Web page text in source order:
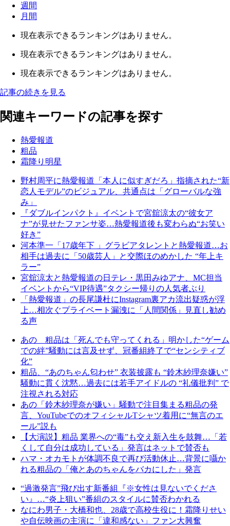
週間
月間
現在表示できるランキングはありません。
現在表示できるランキングはありません。
現在表示できるランキングはありません。
記事の続きを見る
関連キーワードの記事を探す
熱愛報道
粗品
霜降り明星
野村周平に熱愛報道「本人に似すぎだろ」指摘された“新
恋人モデル”のビジュアル、共通点は「グローバルな強
み」
『ダブルインパクト』イベントで宮舘涼太の“彼女ア
ナ”が見せたファンサ姿…熱愛報道後も変わらぬ“お笑い
好き”
河本準一「17歳年下 」グラビアタレントと熱愛報道…お
相手は過去に「50歳芸人」と交際ほのめかした “年上キ
ラー”
宮舘涼太と熱愛報道の日テレ・黒田みゆアナ、MC担当
イベントから“VIP待遇”タクシー帰りの人気者ぶり
「熱愛報道」の長尾謙杜にInstagram裏アカ流出疑惑が浮
上…相次ぐプライベート漏洩に「人間関係」見直し勧め
る声
あの 粗品は「死んでも守ってくれる」明かした“ゲーム
での絆”騒動には言及せず、冠番組終了で“センシティブ
化”
粗品、“あのちゃん匂わせ” 衣装披露も “鈴木紗理奈嫌い”
騒動に貫く沈黙…過去には若手アイドルの “礼儀批判” で
注視される対応
あの「鈴木紗理奈が嫌い」騒動で注目集まる粗品の発
言、YouTubeでのオフィシャルTシャツ着用に“無言のエ
ール”説も
【大演説】粗品 業界への“毒”も交え新入生を鼓舞…「若
くして自分は成功している」発言はネットで賛否も
ハマ・オカモトが体調不良で再び活動休止…背景に囁か
れる粗品の「俺とあのちゃんをバカにした」発言
“過激発言”飛び出す新番組『※女性は見ないでくださ
い』…“炎上狙い”番組のスタイルに賛否わかれる
なにわ男子・大橋和也、28歳で高校生役に！霜降りせい
や自伝映画の主演に「違和感ない」ファン大興奮